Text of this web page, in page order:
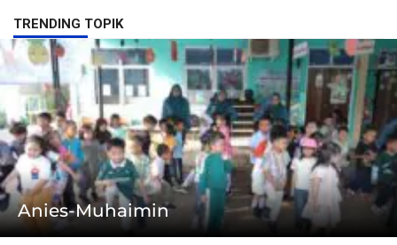
TRENDING TOPIK
Anies-Muhaimin